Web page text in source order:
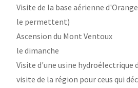
Visite de la base aérienne
le permettent)
Ascension du Mont Ventoux
le dimanche
Visite d'une usine hydroélectrique
visite de la région pour ceus qui